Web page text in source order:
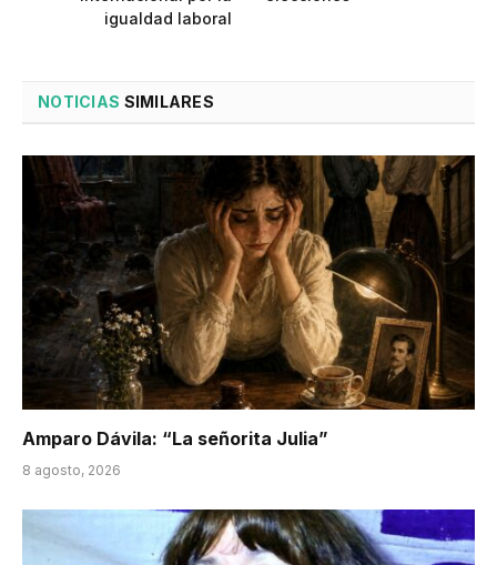
igualdad laboral
NOTICIAS SIMILARES
Amparo Dávila: “La señorita Julia”
8 agosto, 2026